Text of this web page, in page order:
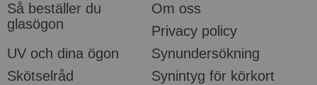
Så beställer du
glasögon
Om oss
Privacy policy
UV och dina ögon
Synundersökning
Skötselråd
Synintyg för körkort